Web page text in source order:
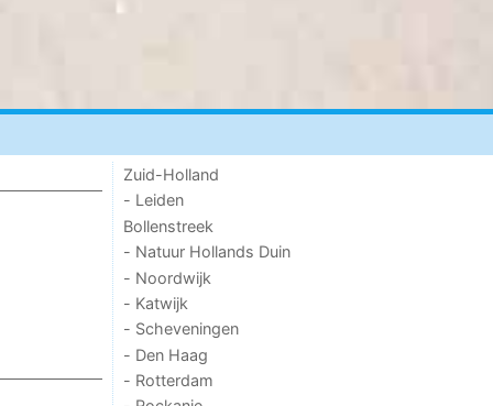
Zuid-Holland
- Leiden
Bollenstreek
- Natuur Hollands Duin
- Noordwijk
- Katwijk
- Scheveningen
- Den Haag
- Rotterdam